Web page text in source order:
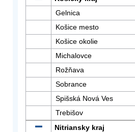
Gelnica
Košice mesto
Košice okolie
Michalovce
Rožňava
Sobrance
Spišská Nová Ves
Trebišov
Nitriansky kraj